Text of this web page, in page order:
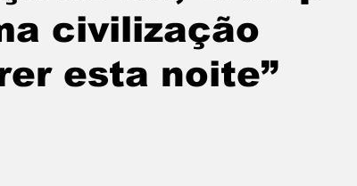
civilização
esta noite”